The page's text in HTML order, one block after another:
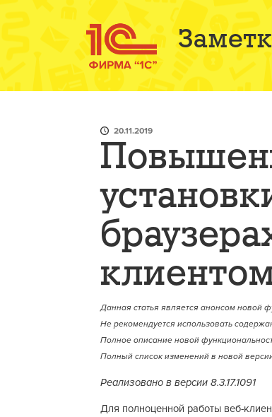
20.11.2019
Данная статья является анонсом новой
Не рекомендуется использовать
Полное описание новой
Полный список изменений в новой
Реализовано в версии 8.3.17.1091
Для полноценной работы веб-